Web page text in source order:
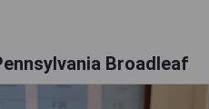
Broadleaf